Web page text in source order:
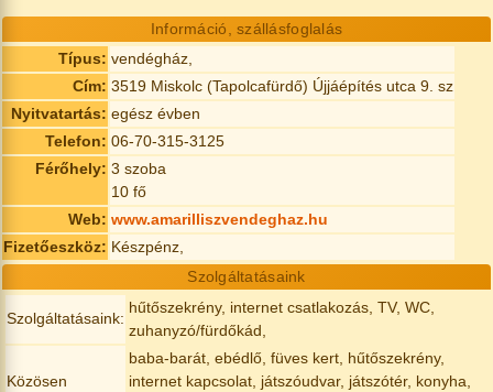
Információ, szállásfoglalás
Típus: vendégház,
Cím: 3519 Miskolc (Tapolcafürdő) Újjáépítés utca 9. sz
Nyitvatartás: egész évben
Telefon: 06-70-315-3125
Férőhely: 3 szoba
10 fő
Web: www.amarilliszvendeghaz.hu
Fizetőeszköz: Készpénz,
Szolgáltatásaink
Szolgáltatásaink:
hűtőszekrény, internet csatlakozás, TV, WC,
zuhanyzó/fürdőkád,
Közösen
baba-barát, ebédlő, füves kert, hűtőszekrény,
internet kapcsolat, játszóudvar, játszótér, konyha,